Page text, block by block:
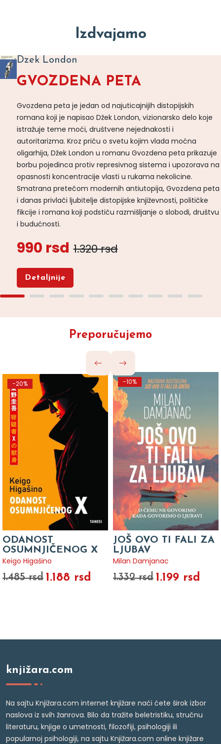
Izdvajamo
Dzek London
GVOZDENA PETA
Gvozdena peta je jedan od najuticajnijih distopijskih
romana koji je napisao Džek London, vizionarsko delo koje
istražuje teme moći, društvene nejednakosti i
autoritarizma. Kroz priču o svetu kojim vlada moćna
oligarhija, Džek London u romanu Gvozdena peta prikazuje
borbu pojedinca protiv represivnog sistema i upozorava na
opasnosti koncentracije vlasti u rukama nekolicine.
Smatrana pretečom modernih antiutopija, Gvozdena peta
i danas privlači ljubitelje distopijske književnosti, političke
fikcije i romana koji podstiču razmišljanje o slobodi, društvu
i budućnosti.
990 rsd 1.320 rsd
Detaljnije
Preporučujemo
-20%
ODANOST
OSUMNJIČENOG X
Keigo Higašino
1.485 rsd 1.188 rsd
-10%
JOŠ OVO TI FALI ZA
LJUBAV
Milan Damjanac
1.332 rsd 1.199 rsd
knjižara.com
Na sajtu Knjižara.com internet knjižare naći ćete širok izbor
naslova iz svih žanrova. Bilo da tražite beletristiku, stručnu
literaturu, knjige o umetnosti, filozofiji, psihologiji ili
popularnoj psihologiji, na sajtu Knjižara.com online knjižare